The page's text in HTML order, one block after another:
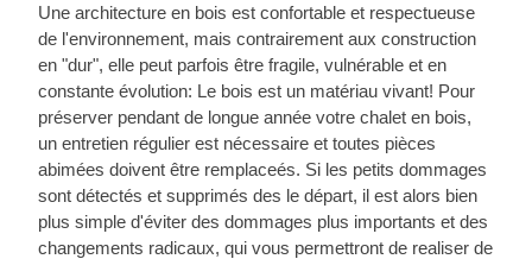
Une architecture en bois est confortable et respectueuse
de l'environnement, mais contrairement aux construction
en "dur", elle peut parfois être fragile, vulnérable et en
constante évolution: Le bois est un matériau vivant! Pour
préserver pendant de longue année votre chalet en bois,
un entretien régulier est nécessaire et toutes pièces
abimées doivent être remplaceés. Si les petits dommages
sont détectés et supprimés des le départ, il est alors bien
plus simple d'éviter des dommages plus importants et des
changements radicaux, qui vous permettront de realiser de